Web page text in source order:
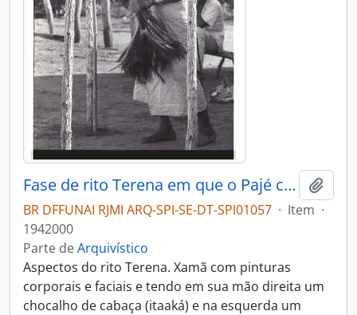
Fase de rito Terena em que o Pajé canta e invoca os espíritos
BR DFFUNAI RJMI ARQ-SPI-SE-DT-SPI01057 · Item ·
1942000
Parte deArquivístico
Aspectos do rito Terena. Xamã com pinturas
corporais e faciais e tendo em sua mão direita um
chocalho de cabaça (itaaká) e na esquerda um